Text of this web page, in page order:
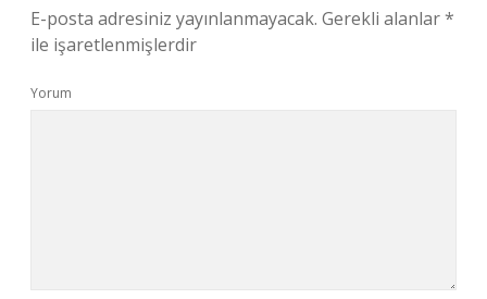
E-posta adresiniz yayınlanmayacak. Gerekli alanlar*
ile işaretlenmişlerdir
Yorum